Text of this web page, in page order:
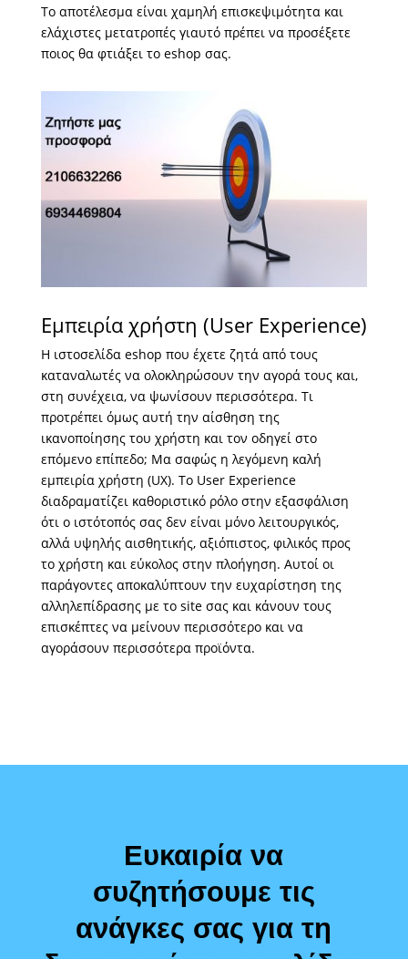
Το αποτέλεσμα είναι χαμηλή επισκεψιμότητα και
ελάχιστες μετατροπές γιαυτό πρέπει να προσέξετε
ποιος θα φτιάξει το eshop σας.
Εμπειρία χρήστη (User Experience)
Η ιστοσελίδα eshop που έχετε ζητά από τους
καταναλωτές να ολοκληρώσουν την αγορά τους και,
στη συνέχεια, να ψωνίσουν περισσότερα. Τι
προτρέπει όμως αυτή την αίσθηση της
ικανοποίησης του χρήστη και τον οδηγεί στο
επόμενο επίπεδο; Μα σαφώς η λεγόμενη καλή
εμπειρία χρήστη (UX). Το User Experience
διαδραματίζει καθοριστικό ρόλο στην εξασφάλιση
ότι ο ιστότοπός σας δεν είναι μόνο λειτουργικός,
αλλά υψηλής αισθητικής, αξιόπιστος, φιλικός προς
το χρήστη και εύκολος στην πλοήγηση. Αυτοί οι
παράγοντες αποκαλύπτουν την ευχαρίστηση της
αλληλεπίδρασης με το site σας και κάνουν τους
επισκέπτες να μείνουν περισσότερο και να
αγοράσουν περισσότερα προϊόντα.
Ευκαιρία να
συζητήσουμε τις
ανάγκες σας για τη